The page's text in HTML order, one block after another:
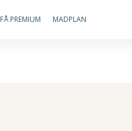
FÅ PREMIUM MADPLAN